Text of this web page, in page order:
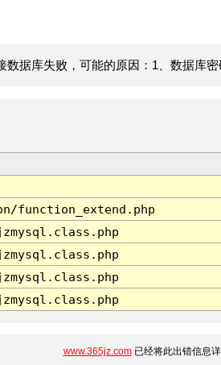
数据库失败，可能的原因：1、数据库密
function_extend.php
www.365jz.com已经将此出错信息